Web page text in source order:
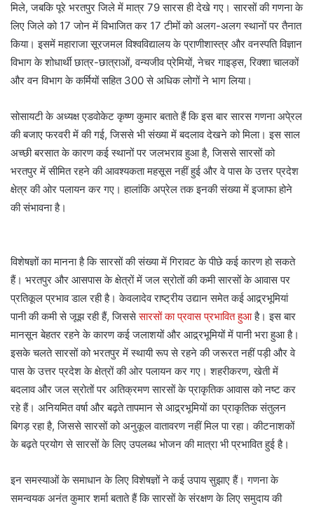
मिले, जबकि पूरे भरतपुर जिले में मात्र 79 सारस ही देखे गए। सारसों की गणना के
लिए जिले को 17 जोन में विभाजित कर 17 टीमों को अलग-अलग स्थानों पर तैनात
किया। इसमें महाराजा सूरजमल विश्वविद्यालय के प्राणीशास्त्र और वनस्पति विज्ञान
विभाग के शोधार्थी छात्र-छात्राओं, वन्यजीव प्रेमियों, नेचर गाइड्स, रिक्शा चालकों
और वन विभाग के कर्मियों सहित 300 से अधिक लोगों ने भाग लिया।
सोसायटी के अध्यक्ष एडवोकेट कृष्ण कुमार बताते हैं कि इस बार सारस गणना अपे्रल
की बजाए फरवरी में की गई, जिससे भी संख्या में बदलाव देखने को मिला। इस साल
अच्छी बरसात के कारण कई स्थानों पर जलभराव हुआ है, जिससे सारसों को
भरतपुर में सीमित रहने की आवश्यकता महसूस नहीं हुई और वे पास के उत्तर प्रदेश
क्षेत्र की ओर पलायन कर गए। हालांकि अप्रेल तक इनकी संख्या में इजाफा होने
की संभावना है।
विशेषज्ञों का मानना है कि सारसों की संख्या में गिरावट के पीछे कई कारण हो सकते
हैं। भरतपुर और आसपास के क्षेत्रों में जल स्रोतों की कमी सारसों के आवास पर
प्रतिकूल प्रभाव डाल रही है। केवलादेव राष्ट्रीय उद्यान समेत कई आद्र्रभूमियां
पानी की कमी से जूझ रही हैं, जिससेसारसों का प्रवास प्रभावित हुआहै। इस बार
मानसून बेहतर रहने के कारण कई जलाशयों और आद्र्रभूमियों में पानी भरा हुआ है।
इसके चलते सारसों को भरतपुर में स्थायी रूप से रहने की जरूरत नहीं पड़ी और वे
पास के उत्तर प्रदेश के क्षेत्रों की ओर पलायन कर गए। शहरीकरण, खेती में
बदलाव और जल स्रोतों पर अतिक्रमण सारसों के प्राकृतिक आवास को नष्ट कर
रहे हैं। अनियमित वर्षा और बढ़ते तापमान से आद्र्रभूमियों का प्राकृतिक संतुलन
बिगड़ रहा है, जिससे सारसों को अनुकूल वातावरण नहीं मिल पा रहा। कीटनाशकों
के बढ़ते प्रयोग से सारसों के लिए उपलब्ध भोजन की मात्रा भी प्रभावित हुई है।
इन समस्याओं के समाधान के लिए विशेषज्ञों ने कई उपाय सुझाए हैं। गणना के
समन्वयक अनंत कुमार शर्मा बताते हैं कि सारसों के संरक्षण के लिए समुदाय की